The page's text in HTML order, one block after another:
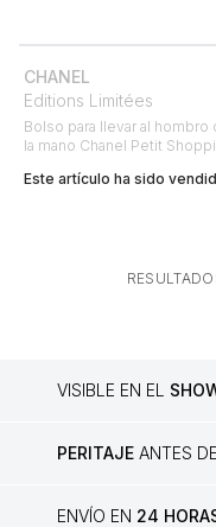
CHANEL
Editions Limitées
Bolso para llevar al hombro
la mano Chanel Petit
Este artículo ha sido
VISIBLE EN EL
PERITAJE ANTES
ENVÍO EN 24